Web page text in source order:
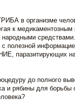
в организме
к
народными
с полезной
паразитирующих на
до полного
и рябины для борьбы